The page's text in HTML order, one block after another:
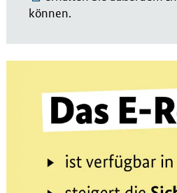
können.